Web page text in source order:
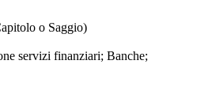
o Saggio)
servizi finanziari; Banche;